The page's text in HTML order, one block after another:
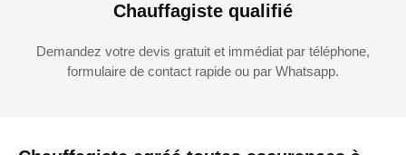
Chauffagiste qualifié
Demandez votre devis gratuit et immédiat par téléphone,
formulaire de contact rapide ou par Whatsapp.